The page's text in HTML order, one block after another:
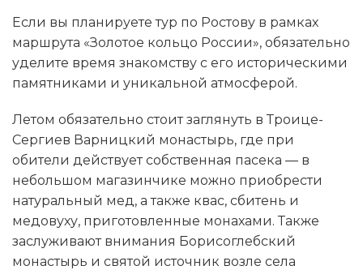
Если вы планируете тур по Ростову в рамках
маршрута «Золотое кольцо России», обязательно
уделите время знакомству с его историческими
памятниками и уникальной атмосферой.
Летом обязательно стоит заглянуть в Троице-
Сергиев Варницкий монастырь, где при
обители действует собственная пасека — в
небольшом магазинчике можно приобрести
натуральный мед, а также квас, сбитень и
медовуху, приготовленные монахами. Также
заслуживают внимания Борисоглебский
монастырь и святой источник возле села